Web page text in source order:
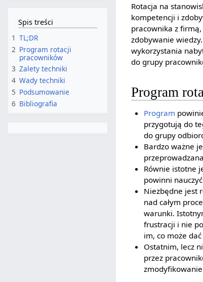
Rotacja na
kompetencji i
pracownika z
zdobywanie
wykorzystania
do grupy
Program
Program
przygotują do
do grupy
Bardzo ważne
Równie istotne
powinni
Niezbędne jest
nad całym
warunki.
frustracji i nie
im, co może
Ostatnim, lecz
przez
Spis treści
1 TL;DR
2 Program rotacji
pracowników
3 Zalety techniki
4 Wady techniki
5 Podsumowanie
6 Bibliografia